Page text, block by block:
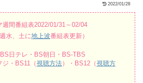
2022/01/28
間番組表2022/01/31～02/04
水、土に地上波番組表更新）
日テレ・BS朝日・BS-TBS
・BS11（視聴方法）・BS12（視聴方